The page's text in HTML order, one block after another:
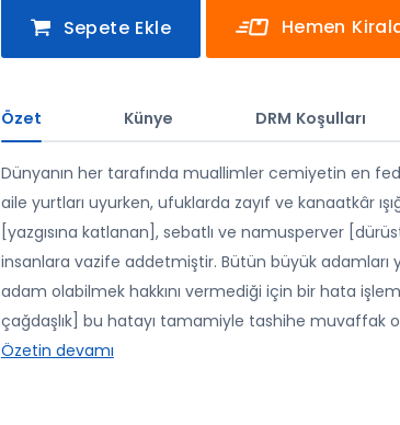
Sepete Ekle Hemen
Özet Künye DRM Koşulları
Dünyanın her tarafında muallimler cemiyetin en
aile yurtları uyurken, ufuklarda zayıf ve kanaatkâr
[yazgısına katlanan], sebatlı ve namusperver
insanlara vazife addetmiştir. Bütün büyük
adam olabilmek hakkını vermediği için bir hata
çağdaşlık] bu hatayı tamamiyle tashihe muvaffak
Özetin devamı